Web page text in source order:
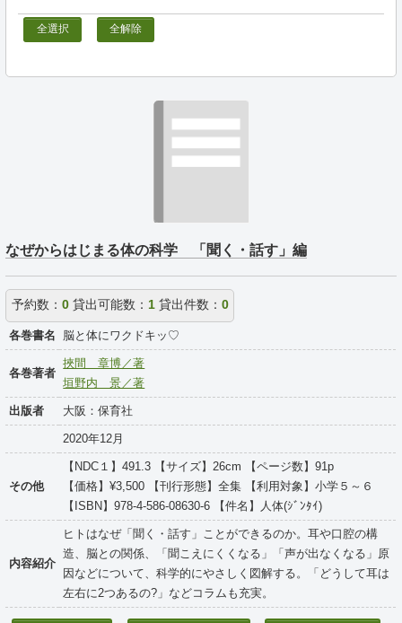
全選択 全解除
なぜからはじまる体の科学 「聞く・話す」編
予約数： 0貸出可能数： 1貸出件数： 0
各巻書名 脳と体にワクドキッ♡
各巻著者
挾間 章博／著
垣野内 景／著
出版者 大阪：保育社
2020年12月
その他
【NDC１】491.3 【サイズ】26cm 【ページ数】91p
【価格】¥3,500 【刊行形態】全集 【利用対象】小学５～６
【ISBN】978-4-586-08630-6 【件名】人体(ｼﾞﾝﾀｲ)
内容紹介
ヒトはなぜ「聞く・話す」ことができるのか。耳や口腔の構
造、脳との関係、「聞こえにくくなる」「声が出なくなる」原
因などについて、科学的にやさしく図解する。「どうして耳は
左右に2つあるの?」などコラムも充実。